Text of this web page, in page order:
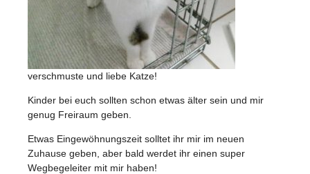
verschmuste und liebe Katze!
Kinder bei euch sollten schon etwas älter sein und mir
genug Freiraum geben.
Etwas Eingewöhnungszeit solltet ihr mir im neuen
Zuhause geben, aber bald werdet ihr einen super
Wegbegeleiter mit mir haben!